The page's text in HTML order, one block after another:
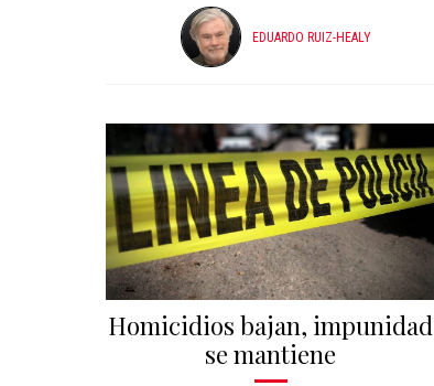
EDUARDO RUIZ-HEALY
Homicidios bajan, impunidad
se mantiene